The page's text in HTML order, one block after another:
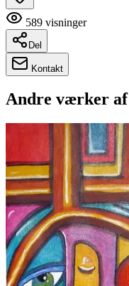
589 visninger
Del
Kontakt
Andre værker af